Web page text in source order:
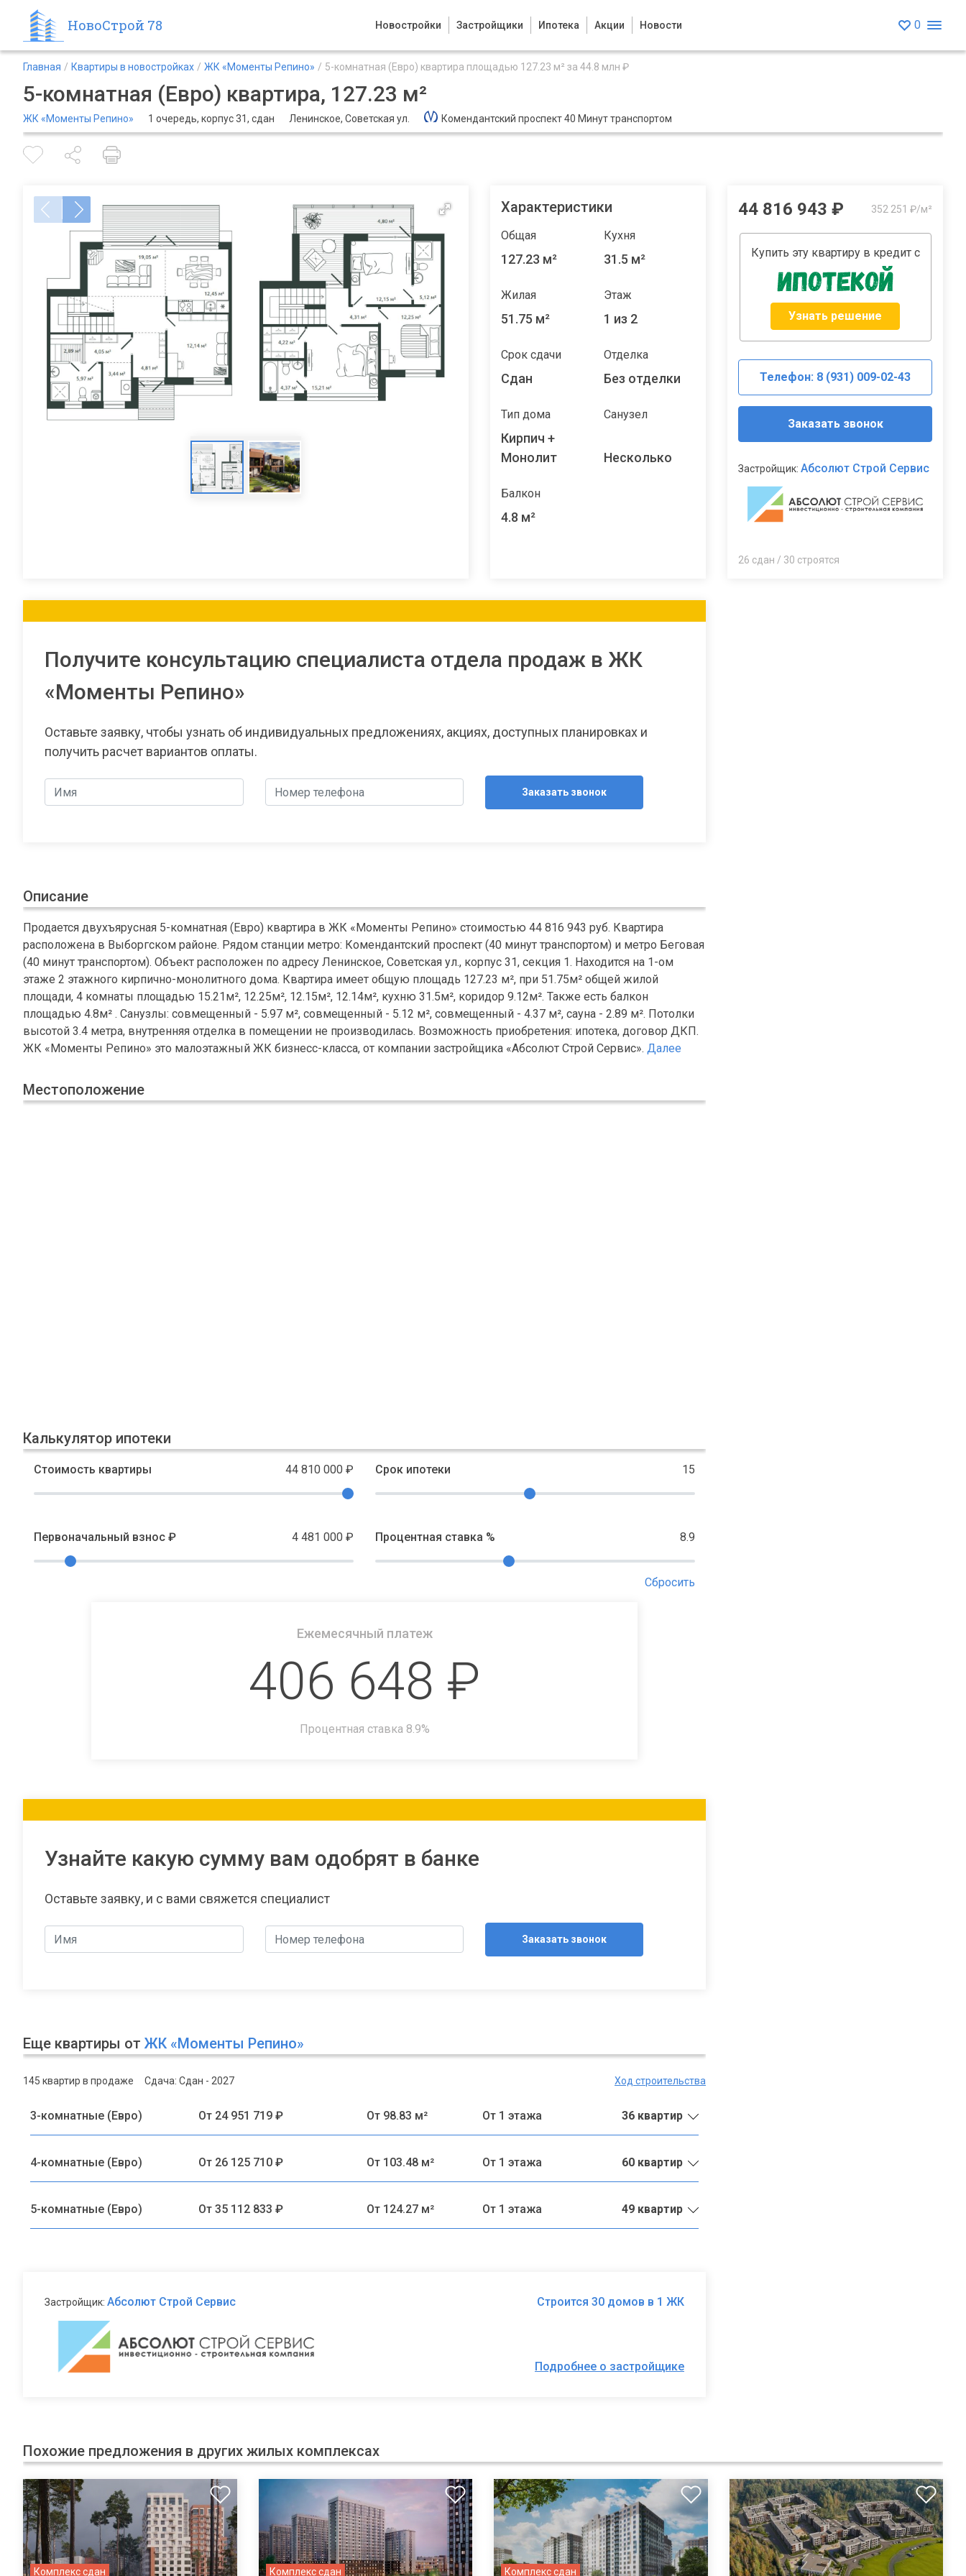
НовоСтрой 78 Новостройки Застройщики Ипотека Акции Новости 0
Главная Квартиры в новостройках ЖК «Моменты Репино» 5-комнатная (Евро) квартира площадью 127.23 м² за 44.8 млн ₽
5-комнатная (Евро) квартира, 127.23 м²
ЖК «Моменты Репино» 1 очередь, корпус 31, сдан Ленинское, Советская ул. Комендантский проспект 40 Минут транспортом
Характеристики
Общая
127.23 м²
Кухня
31.5 м²
Жилая
51.75 м²
Этаж
1 из 2
Срок сдачи
Сдан
Отделка
Без отделки
Тип дома
Кирпич +
Монолит
Санузел
Несколько
Балкон
4.8 м²
44 816 943 ₽ 352 251 ₽/м²
Купить эту квартиру в кредит с
Узнать решение
Телефон: 8 (931) 009-02-43
Заказать звонок
Застройщик: Абсолют Строй Сервис
26 сдан / 30 строятся
Получите консультацию специалиста отдела продаж в ЖК
«Моменты Репино»
Оставьте заявку, чтобы узнать об индивидуальных предложениях, акциях, доступных планировках и
получить расчет вариантов оплаты.
Заказать звонок
Описание
Продается двухъярусная 5-комнатная (Евро) квартира в ЖК «Моменты Репино» стоимостью 44 816 943 руб. Квартира
расположена в Выборгском районе. Рядом станции метро: Комендантский проспект (40 минут транспортом) и метро Беговая
(40 минут транспортом). Объект расположен по адресу Ленинское, Советская ул., корпус 31, секция 1. Находится на 1-ом
этаже 2 этажного кирпично-монолитного дома. Квартира имеет общую площадь 127.23 м², при 51.75м² общей жилой
площади, 4 комнаты площадью 15.21м², 12.25м², 12.15м², 12.14м², кухню 31.5м², коридор 9.12м². Также есть балкон
площадью 4.8м² . Санузлы: совмещенный - 5.97 м², совмещенный - 5.12 м², совмещенный - 4.37 м², сауна - 2.89 м². Потолки
высотой 3.4 метра, внутренняя отделка в помещении не производилась. Возможность приобретения: ипотека, договор ДКП.
ЖК «Моменты Репино» это малоэтажный ЖК бизнесс-класса, от компании застройщика «Абсолют Строй Сервис». Далее
Местоположение
Калькулятор ипотеки
Стоимость квартиры 44 810 000 ₽ Срок ипотеки 15
Первоначальный взнос ₽ 4 481 000 ₽ Процентная ставка % 8.9
Сбросить
Ежемесячный платеж
406 648 ₽
Процентная ставка 8.9%
Узнайте какую сумму вам одобрят в банке
Оставьте заявку, и с вами свяжется специалист
Заказать звонок
Еще квартиры от ЖК «Моменты Репино»
145 квартир в продаже Сдача: Сдан - 2027 Ход строительства
3-комнатные (Евро) От 24 951 719 ₽ От 98.83 м² От 1 этажа 36 квартир
4-комнатные (Евро) От 26 125 710 ₽ От 103.48 м² От 1 этажа 60 квартир
5-комнатные (Евро) От 35 112 833 ₽ От 124.27 м² От 1 этажа 49 квартир
Застройщик: Абсолют Строй Сервис Строится 30 домов в 1 ЖК
Подробнее о застройщике
Похожие предложения в других жилых комплексах
Комплекс сдан Комплекс сдан Комплекс сдан